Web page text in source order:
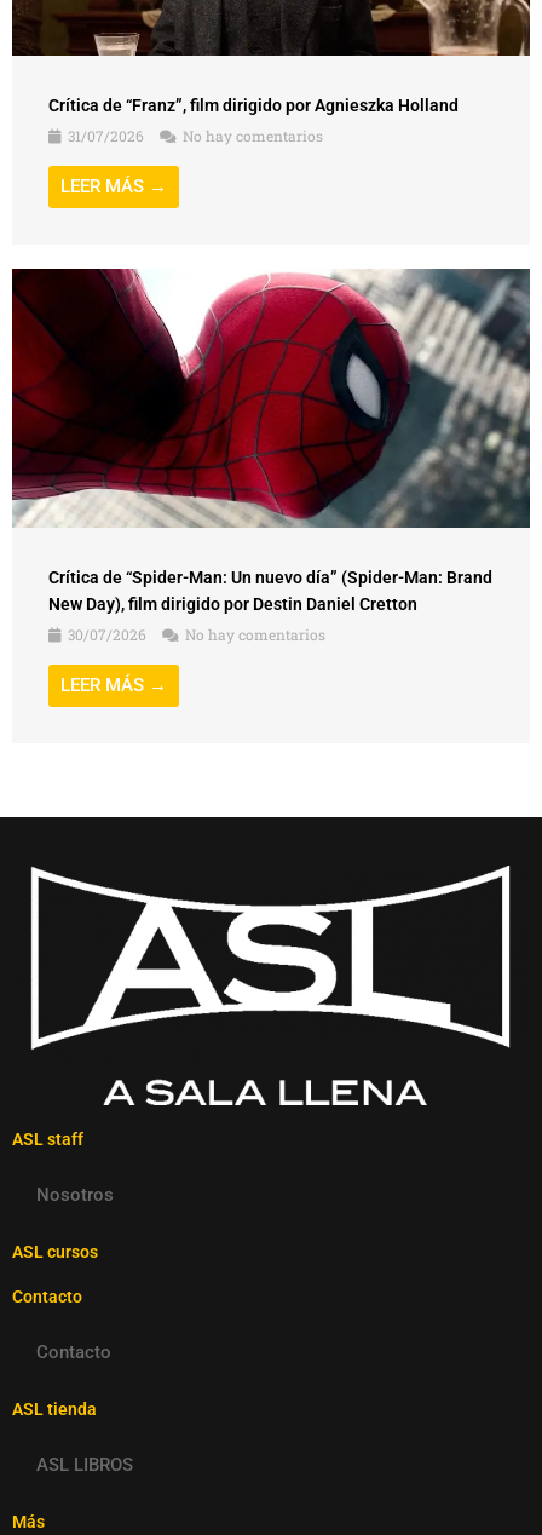
Crítica de “Franz”, film dirigido por Agnieszka Holland
31/07/2026
No hay comentarios
LEER MÁS →
Crítica de “Spider-Man: Un nuevo día” (Spider-Man: Brand
New Day), film dirigido por Destin Daniel Cretton
30/07/2026
No hay comentarios
LEER MÁS →
ASL staff
Nosotros
ASL cursos
Contacto
Contacto
ASL tienda
ASL LIBROS
Más